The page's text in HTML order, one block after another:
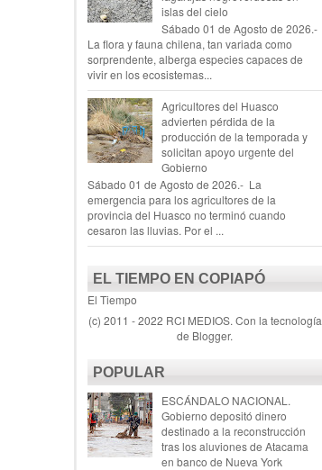
islas del cielo
Sábado 01 de Agosto de 2026.-
La flora y fauna chilena, tan variada como
sorprendente, alberga especies capaces de
vivir en los ecosistemas...
Agricultores del Huasco
advierten pérdida de la
producción de la temporada y
solicitan apoyo urgente del
Gobierno
Sábado 01 de Agosto de 2026.- La
emergencia para los agricultores de la
provincia del Huasco no terminó cuando
cesaron las lluvias. Por el ...
EL TIEMPO EN COPIAPÓ
El Tiempo
(c) 2011 - 2022 RCI MEDIOS. Con la tecnología
de Blogger.
POPULAR
ESCÁNDALO NACIONAL.
Gobierno depositó dinero
destinado a la reconstrucción
tras los aluviones de Atacama
en banco de Nueva York